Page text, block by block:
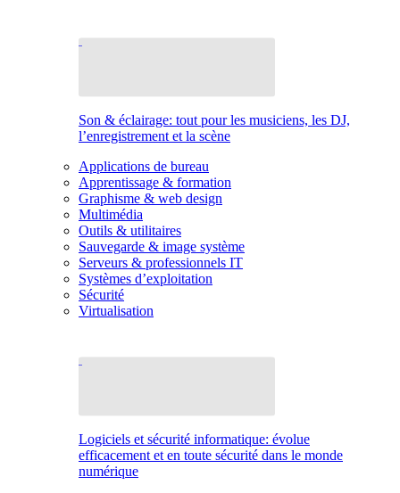
Son & éclairage: tout pour les musiciens, les DJ,
l’enregistrement et la scène
Applications de bureau
Apprentissage & formation
Graphisme & web design
Multimédia
Outils & utilitaires
Sauvegarde & image système
Serveurs & professionnels IT
Systèmes d’exploitation
Sécurité
Virtualisation
Logiciels et sécurité informatique: évolue
efficacement et en toute sécurité dans le monde
numérique